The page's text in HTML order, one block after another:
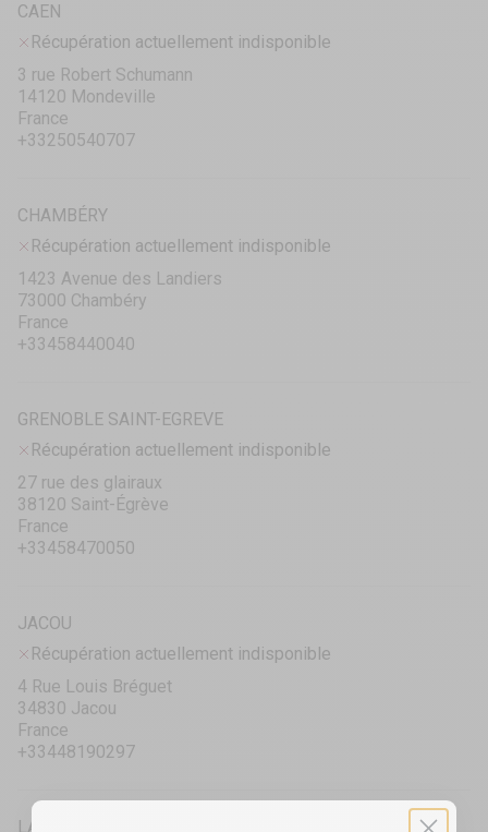
CAEN
Récupération actuellement indisponible
3 rue Robert Schumann
14120 Mondeville
France
+33250540707
CHAMBÉRY
Récupération actuellement indisponible
1423 Avenue des Landiers
73000 Chambéry
France
+33458440040
GRENOBLE SAINT-EGREVE
Récupération actuellement indisponible
27 rue des glairaux
38120 Saint-Égrève
France
+33458470050
JACOU
Récupération actuellement indisponible
4 Rue Louis Bréguet
34830 Jacou
France
+33448190297
LA ROCHELLE